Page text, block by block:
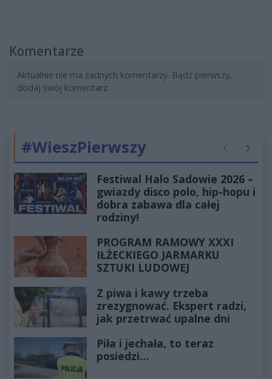
Komentarze
Aktualnie nie ma żadnych komentarzy. Bądź pierwszy,
dodaj swój komentarz.
#WieszPierwszy Poprzednie
Festiwal Halo Sadowie 2026 –
gwiazdy disco polo, hip-hopu i
dobra zabawa dla całej
rodziny!
PROGRAM RAMOWY XXXI
IŁŻECKIEGO JARMARKU
SZTUKI LUDOWEJ
Z piwa i kawy trzeba
zrezygnować. Ekspert radzi,
jak przetrwać upalne dni
Piła i jechała, to teraz
posiedzi…